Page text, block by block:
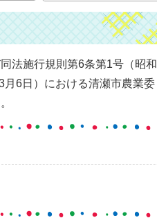
法施行規則第6条第1号（昭和
6日）における清瀬市農業委